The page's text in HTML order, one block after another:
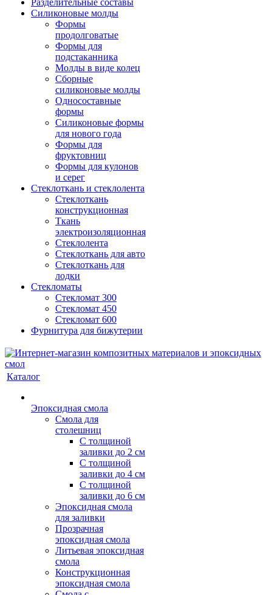
Разделительные составы
Силиконовые молды
Формы
продолговатые
Формы для
подстаканника
Молды в виде колец
Сборные
силиконовые молды
Односоставные
формы
Силиконовые формы
для нового года
Формы для
фруктовниц
Формы для кулонов
и серег
Стеклоткань и стеклолента
Стеклоткань
конструкционная
Ткань
электроизоляционная
Стеклолента
Стеклоткань для авто
Стеклоткань для
лодки
Стекломаты
Стекломат 300
Стекломат 450
Стекломат 600
Фурнитура для бижутерии
Каталог
Эпоксидная смола
Смола для
столешниц
С толщиной
заливки до 2 см
С толщиной
заливки до 4 см
С толщиной
заливки до 6 см
Эпоксидная смола
для заливки
Прозрачная
эпоксидная смола
Литьевая эпоксидная
смола
Конструкционная
эпоксидная смола